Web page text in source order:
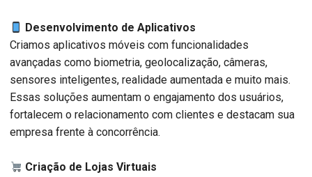
Desenvolvimento de Aplicativos
Criamos aplicativos móveis com funcionalidades
avançadas como biometria, geolocalização, câmeras,
sensores inteligentes, realidade aumentada e muito mais.
Essas soluções aumentam o engajamento dos usuários,
fortalecem o relacionamento com clientes e destacam sua
empresa frente à concorrência.
Criação de Lojas Virtuais